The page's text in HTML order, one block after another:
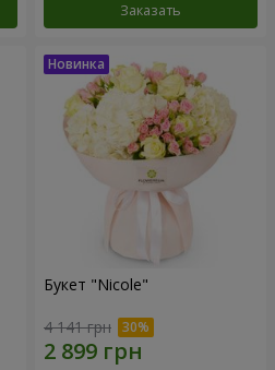
Заказать
Букет "Nicole"
4 141 грн